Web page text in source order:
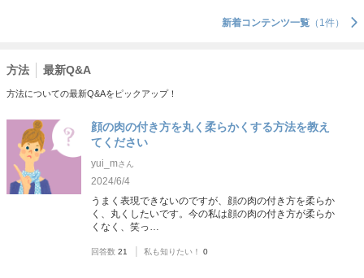
新着コンテンツ一覧 （1件）
方法 最新Q&A
方法についての最新Q&Aをピックアップ！
顔の肉の付き方を丸く柔らかくする方法を教え
てください
yui_mさん
2024/6/4
うまく表現できないのですが、顔の肉の付き方を柔らか
く、丸くしたいです。今の私は顔の肉の付き方が柔らか
くなく、笑っ…
回答数 21 | 私も知りたい！ 0